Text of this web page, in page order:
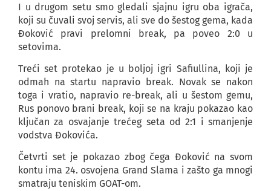
I u drugom setu smo gledali sjajnu igru oba igrača,
koji su čuvali svoj servis, ali sve do šestog gema, kada
Đoković pravi prelomni break, pa poveo 2:0 u
setovima.
Treći set protekao je u boljoj igri Safiullina, koji je
odmah na startu napravio break. Novak se nakon
toga i vratio, napravio re-break, ali u šestom gemu,
Rus ponovo brani break, koji se na kraju pokazao kao
ključan za osvajanje trećeg seta od 2:1 i smanjenje
vodstva Đokovića.
Četvrti set je pokazao zbog čega Đoković na svom
kontu ima 24. osvojena Grand Slama i zašto ga mnogi
smatraju teniskim GOAT-om.